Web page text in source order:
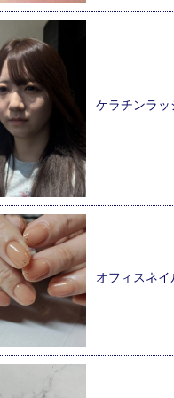
ケラチンラッ
オフィスネイ